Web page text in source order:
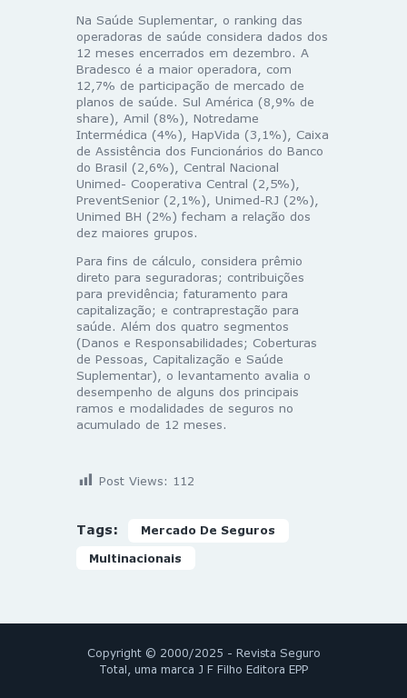
Na Saúde Suplementar, o ranking das
operadoras de saúde considera dados dos
12 meses encerrados em dezembro. A
Bradesco é a maior operadora, com
12,7% de participação de mercado de
planos de saúde. Sul América (8,9% de
share), Amil (8%), Notredame
Intermédica (4%), HapVida (3,1%), Caixa
de Assistência dos Funcionários do Banco
do Brasil (2,6%), Central Nacional
Unimed- Cooperativa Central (2,5%),
PreventSenior (2,1%), Unimed-RJ (2%),
Unimed BH (2%) fecham a relação dos
dez maiores grupos.
Para fins de cálculo, considera prêmio
direto para seguradoras; contribuições
para previdência; faturamento para
capitalização; e contraprestação para
saúde. Além dos quatro segmentos
(Danos e Responsabilidades; Coberturas
de Pessoas, Capitalização e Saúde
Suplementar), o levantamento avalia o
desempenho de alguns dos principais
ramos e modalidades de seguros no
acumulado de 12 meses.
Post Views: 112
Tags: Mercado De Seguros
Multinacionais
Copyright © 2000/2025 - Revista Seguro
Total, uma marca J F Filho Editora EPP